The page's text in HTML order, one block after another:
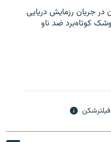
در جریان رزمایش دریایی
کوتاه‌برد ضد ناو